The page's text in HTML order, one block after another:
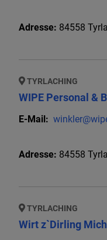
Adresse: 84558
TYRLACHING
WIPE Personal &
E-Mail:
Adresse: 84558
TYRLACHING
Wirt z`Dirling